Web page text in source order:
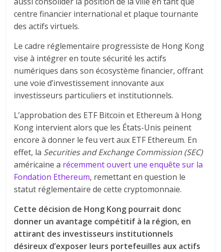
centre financier international et plaque tournante
des actifs virtuels.
Le cadre réglementaire progressiste de Hong Kong
vise à intégrer en toute sécurité les actifs
numériques dans son écosystème financier, offrant
une voie d’investissement innovante aux
investisseurs particuliers et institutionnels.
L’approbation des ETF Bitcoin et Ethereum à Hong
Kong intervient alors que les États-Unis peinent
encore à donner le feu vert aux ETF Ethereum. En
effet, la Securities and Exchange Commission (SEC)
américaine a récemment ouvert une enquête sur la
Fondation Ethereum, remettant en question le
statut réglementaire de cette cryptomonnaie.
Cette décision de Hong Kong pourrait donc
donner un avantage compétitif à la région, en
attirant des investisseurs institutionnels
désireux d’exposer leurs portefeuilles aux actifs